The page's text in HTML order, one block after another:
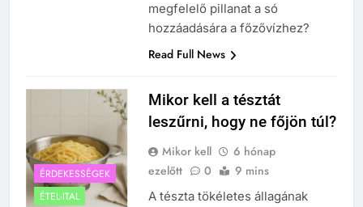
megfelelő pillanat a só
hozzáadására a főzővízhez?
Read Full News
ÉRDEKESSÉGEK
ÉTEL-ITAL
Mikor kell a tésztát
leszűrni, hogy ne főjön túl?
Mikor kell
6 hónap
ezelőtt
0 9 mins
A tészta tökéletes állagának